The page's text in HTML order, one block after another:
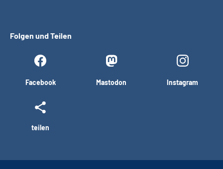
Folgen und Teilen
Facebook Mastodon Instagram
teilen